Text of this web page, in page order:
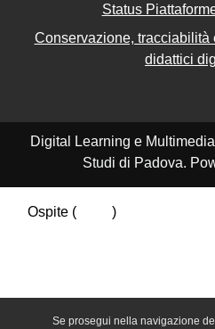
Se prosegui nella navigazione
Status
Conservazione, tracciabilità
didattici
Digital Learning e
Studi di Padova.
Ospite (
)